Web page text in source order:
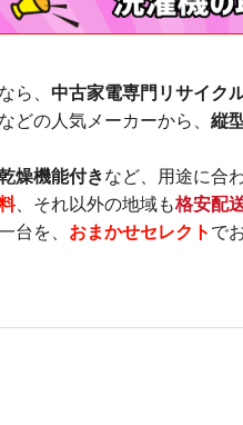
ら、 中古家電専門リサイク
どの人気メーカーから、 縦
燥機能付きなど、用途に合
、それ以外の地域も格安配
台を、 おまかせセレクト で